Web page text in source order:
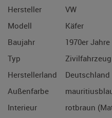
Hersteller
VW
Modell
Käfer
Baujahr
1970er Jahre
Typ
Zivilfahrzeug
Herstellerland
Deutschland
Außenfarbe
Interieur
rotbraun